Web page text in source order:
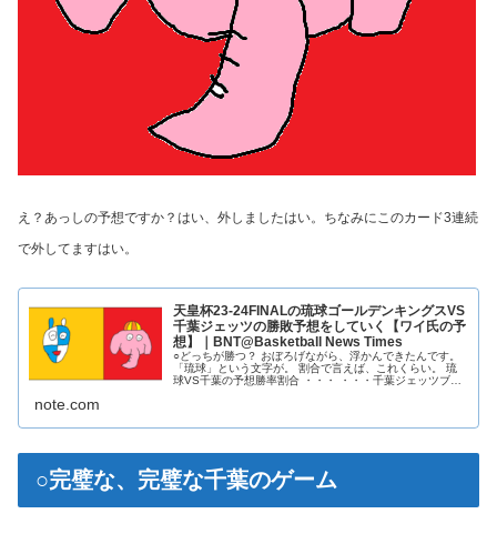
え？あっしの予想ですか？はい、外しましたはい。ちなみにこのカード3連続
で外してますはい。
天皇杯23-24FINALの琉球ゴールデンキングスVS
千葉ジェッツの勝敗予想をしていく【ワイ氏の予
想】｜BNT@Basketball News Times
○どっちが勝つ？ おぼろげながら、浮かんできたんです。
「琉球」という文字が。 割合で言えば、これくらい。 琉
球VS千葉の予想勝率割合 ・・・ ・・・千葉ジェッツブー
note.com
○完璧な、完璧な千葉のゲーム